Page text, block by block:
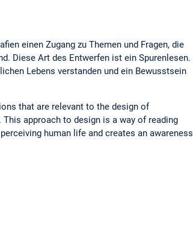
einen Zugang zu Themen und Fragen, die
Diese Art des Entwerfen ist ein Spurenlesen.
Lebens verstanden und ein Bewusstsein
that are relevant to the design of
approach to design is a way of reading
human life and creates an awareness